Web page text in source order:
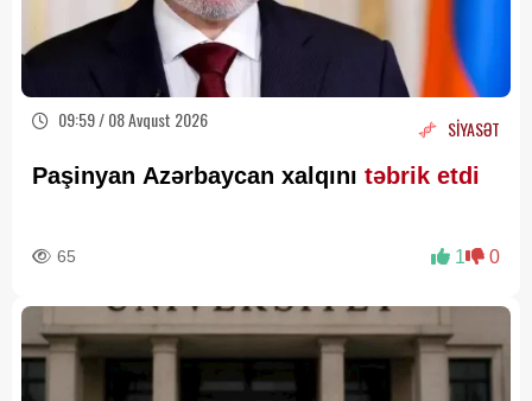
09:59 / 08 Avqust 2026 SİYASƏT
Paşinyan Azərbaycan xalqını təbrik etdi
65 1 0